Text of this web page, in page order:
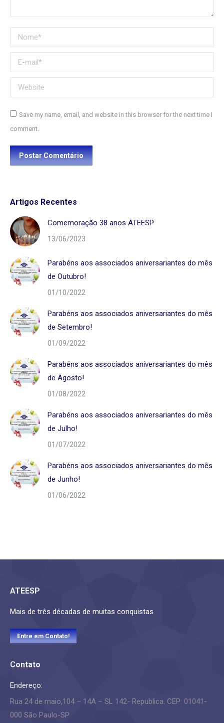
Nome *
E-mail *
Website
Save my name, email, and website in this browser for the next time I
comment.
Postar Comentário
Artigos Recentes
Comemoração 38 anos ATEESP
13/06/2023
Parabéns aos associados aniversariantes do mês
de Outubro!
01/10/2022
Parabéns aos associados aniversariantes do mês
de Setembro!
01/09/2022
Parabéns aos associados aniversariantes do mês
de Agosto!
01/08/2022
Parabéns aos associados aniversariantes do mês
de Julho!
01/07/2022
Parabéns aos associados aniversariantes do mês
de Junho!
01/06/2022
ATEESP
Mais de três décadas de muitas conquistas
Entre em Contato!
Contato
Endereço:
Rua 24 de maio,104 – 14A – SL 142- Republica. CEP: 01041-
000 São Paulo-SP